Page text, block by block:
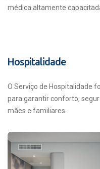
médica altamente
Hospitalidade
O Serviço de Hospitalidade
para garantir conforto,
mães e familiares.